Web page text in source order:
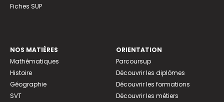
Fiches SUP
NOS MATIÈRES
Mathématiques
Histoire
Géographie
SVT
ORIENTATION
Parcoursup
Découvrir les diplômes
Découvrir les formations
Découvrir les métiers